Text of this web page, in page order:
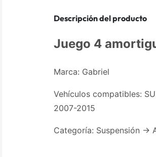
Descripción del producto
Juego 4
Marca: Gabriel
Vehículos compatibles:
2007-2015
Categoría: Suspensión ->